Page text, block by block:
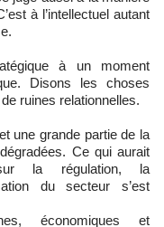
à l’intellectuel autant
à un moment
Disons les choses
ruines relationnelles.
une grande partie de la
Ce qui aurait
la régulation, la
du secteur s’est
économiques et